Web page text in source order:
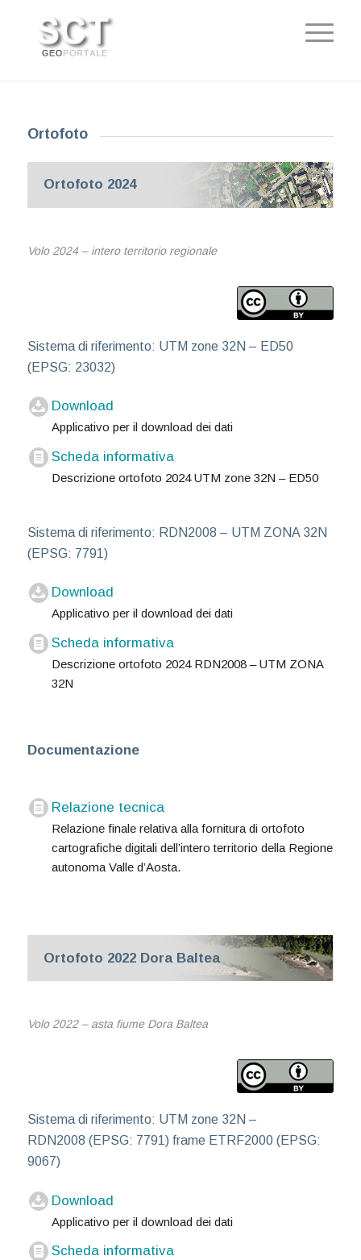
Ortofoto
Ortofoto 2024
Volo 2024 – intero territorio regionale
Sistema di riferimento: UTM zone 32N – ED50
(EPSG: 23032)
Download
Applicativo per il download dei dati
Scheda informativa
Descrizione ortofoto 2024 UTM zone 32N – ED50
Sistema di riferimento: RDN2008 – UTM ZONA 32N
(EPSG: 7791)
Download
Applicativo per il download dei dati
Scheda informativa
Descrizione ortofoto 2024 RDN2008 – UTM ZONA
32N
Documentazione
Relazione tecnica
Relazione finale relativa alla fornitura di ortofoto
cartografiche digitali dell’intero territorio della Regione
autonoma Valle d’Aosta.
Ortofoto 2022 Dora Baltea
Volo 2022 – asta fiume Dora Baltea
Sistema di riferimento: UTM zone 32N –
RDN2008 (EPSG: 7791) frame ETRF2000 (EPSG:
9067)
Download
Applicativo per il download dei dati
Scheda informativa